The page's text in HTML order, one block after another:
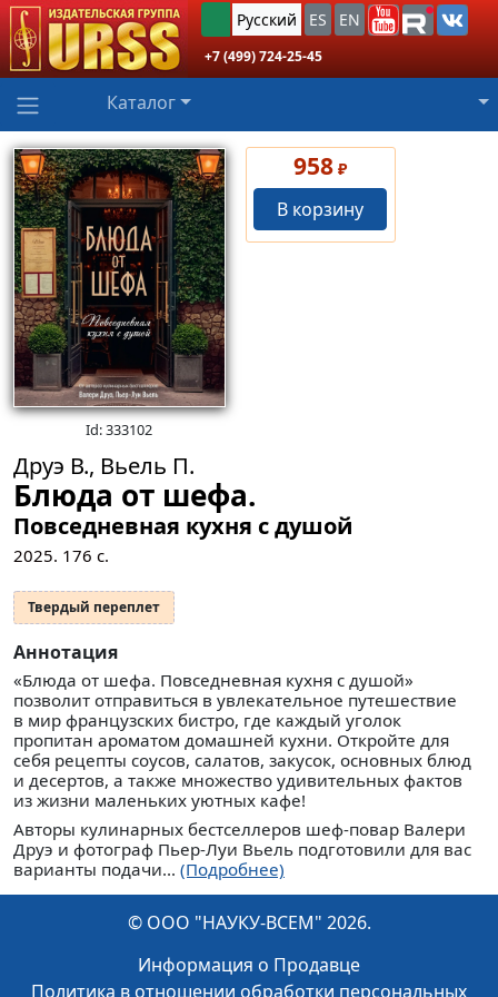
Русский ES EN
+7 (499) 724-25-45
Каталог
Id: 333102
958 ₽
В корзину
Друэ В., Вьель П.
Блюда от шефа.
Повседневная кухня с душой
2025. 176 с.
Твердый переплет
Аннотация
«Блюда от шефа. Повседневная кухня с душой»
позволит отправиться в увлекательное путешествие
в мир французских бистро, где каждый уголок
пропитан ароматом домашней кухни. Откройте для
себя рецепты соусов, салатов, закусок, основных блюд
и десертов, а также множество удивительных фактов
из жизни маленьких уютных кафе!
Авторы кулинарных бестселлеров шеф-повар Валери
Друэ и фотограф Пьер-Луи Вьель подготовили для вас
варианты подачи... (Подробнее)
© ООО "НАУКУ-ВСЕМ" 2026.
Информация о Продавце
Политика в отношении обработки персональных